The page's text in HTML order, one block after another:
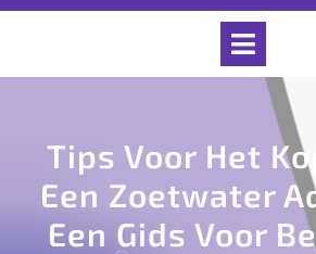
Open
Tips Voor Het
Een Zoetwater
Een Gids Voor